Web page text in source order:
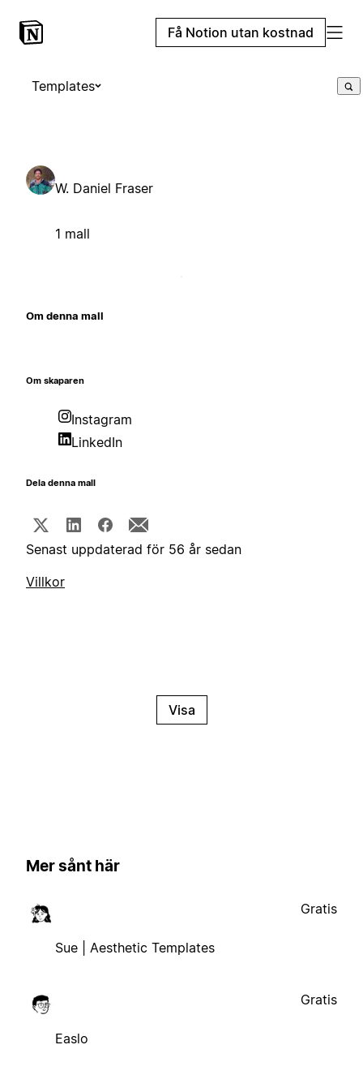
Få Notion utan kostnad
Templates
W. Daniel Fraser
1 mall
Om denna mall
Om skaparen
Instagram
LinkedIn
Dela denna mall
Senast uppdaterad för 56 år sedan
Villkor
Visa
Mer sånt här
Sue | Aesthetic Templates
Gratis
Easlo
Gratis